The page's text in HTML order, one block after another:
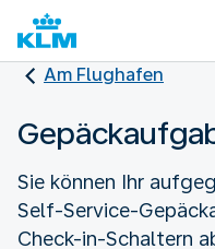
Am Flughafen
Sie können Ihr
Self-Service-
Check-in-Schaltern